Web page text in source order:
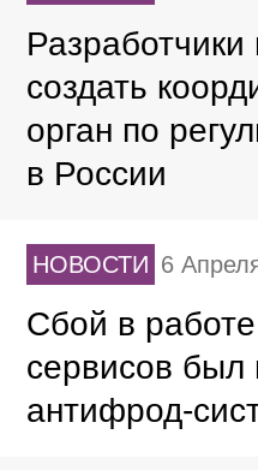
создать
орган по
в России
НОВОСТИ 6
Cбой в
сервисов был
антифрод-